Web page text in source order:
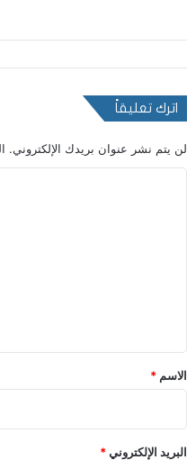
اترك تعليقاً
لن يتم نشر عنوان بريدك الإلكتروني.
*
الاسم *
البريد الإلكتروني*